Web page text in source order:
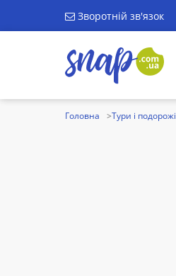
Зворотній зв'язок
Головна Тури і подорожі